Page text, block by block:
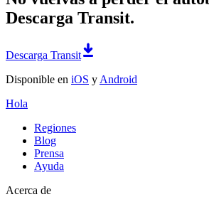
Descarga Transit.
Descarga Transit
Disponible en iOS y Android
Hola
Regiones
Blog
Prensa
Ayuda
Acerca de